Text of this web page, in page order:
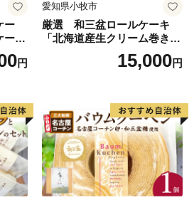
浦市）、佐賀県（伊万里市、有田
sasebo.jp
ー
ーキ
ー
知県
ー
こど
円
愛知県小牧市
厳選 和三盆ロールケーキ
「北海道産生クリーム巻き」
または「北海道産粒あん巻
き」（サイズ：レギュラー）
凍 愛知県 小牧市 アンプチベ
アやぐま
15,000円